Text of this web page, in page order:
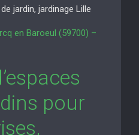
jardin, jardinage Lille
en Baroeul (59700) –
pour